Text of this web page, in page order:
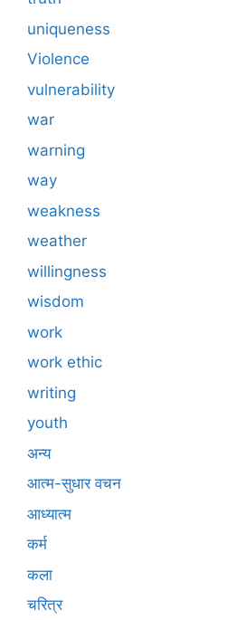
uniqueness
Violence
vulnerability
war
warning
way
weakness
weather
willingness
wisdom
work
work ethic
writing
youth
अन्य
आत्म-सुधार वचन
आध्यात्म
कर्म
कला
चरित्र